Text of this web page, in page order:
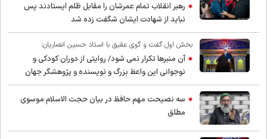
رهبر انقلاب تمام عمرشان را مقابل ظلم ایستادند پس
نباید از شهادت ایشان شگفت زده شد
بخش اول گفت و گوی عقیق با استاد حسین انصاریان:
آن منبرها تکرار نمی شود/ روایتی از دوران کودکی و
نوجوانی این واعظ بزرگ و نویسنده و پژوهشگر جهان
اسلام
سه نصیحت مهم حافظ در بیان حجت الاسلام موسوی
مطلق